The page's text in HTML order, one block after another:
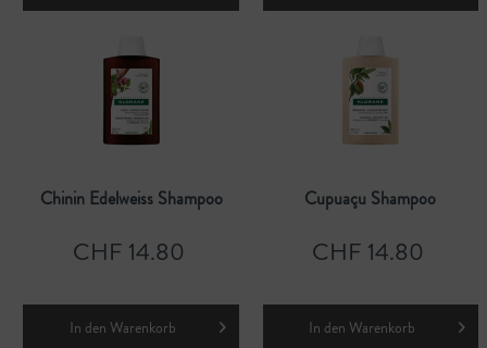
Chinin Edelweiss Shampoo
CHF 14.80
In den Warenkorb
Cupuaçu Shampoo
CHF 14.80
In den Warenkorb